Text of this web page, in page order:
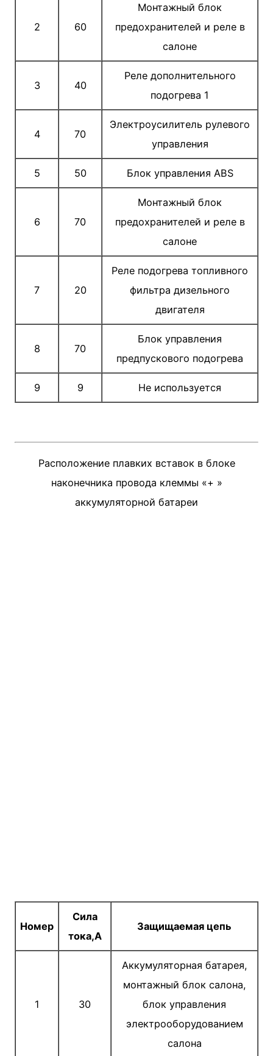
2 60
Монтажный блок
предохранителей и реле в
салоне
3 40
Реле дополнительного
подогрева 1
4 70
Электроусилитель рулевого
управления
5 50 Блок управления ABS
6 70
Монтажный блок
предохранителей и реле в
салоне
7 20
Реле подогрева топливного
фильтра дизельного
двигателя
8 70
Блок управления
предпускового подогрева
9 9 Не используется
Расположение плавких вставок в блоке
наконечника провода клеммы «+ »
аккумуляторной батареи
Номер
Сила
тока,А
Защищаемая цепь
1 30
Аккумуляторная батарея,
монтажный блок салона,
блок управления
электрооборудованием
салона